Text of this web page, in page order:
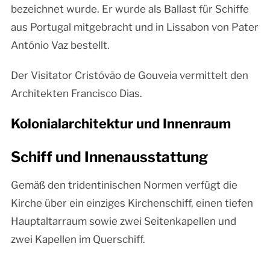
bezeichnet wurde. Er wurde als Ballast für Schiffe
aus Portugal mitgebracht und in Lissabon von Pater
António Vaz bestellt.
Der Visitator Cristóvão de Gouveia vermittelt den
Architekten Francisco Dias.
Kolonialarchitektur und Innenraum
Schiff und Innenausstattung
Gemäß den tridentinischen Normen verfügt die
Kirche über ein einziges Kirchenschiff, einen tiefen
Hauptaltarraum sowie zwei Seitenkapellen und
zwei Kapellen im Querschiff.